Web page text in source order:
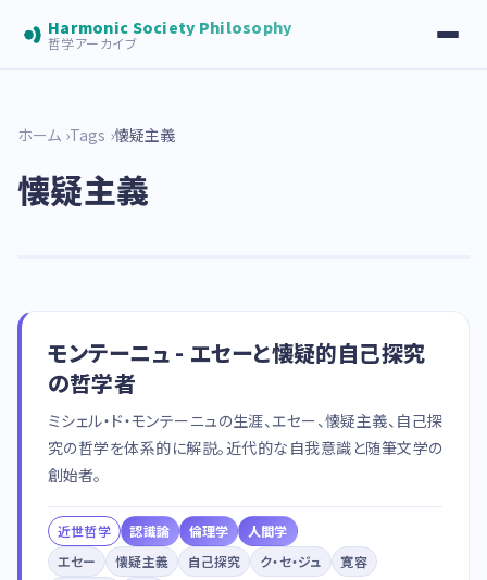
Harmonic Society Philosophy
哲学アーカイブ
ホーム Tags 懐疑主義
懐疑主義
モンテーニュ - エセーと懐疑的自己探究
の哲学者
ミシェル・ド・モンテーニュの生涯、エセー、懐疑主義、自己探
究の哲学を体系的に解説。近代的な自我意識と随筆文学の
創始者。
近世哲学 認識論 倫理学
人間学
エセー
懐疑主義 自己探究 ク・セ・ジュ
寛容